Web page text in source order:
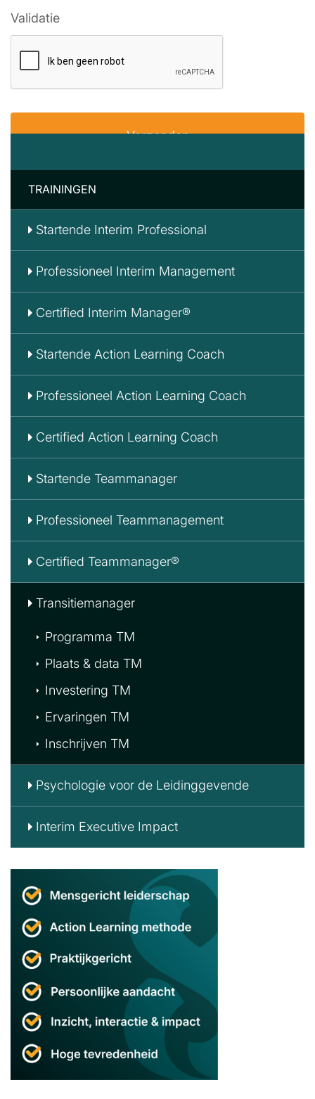
Validatie
TRAININGEN
Startende Interim Professional
Professioneel Interim Management
Certified Interim Manager®
Startende Action Learning Coach
Professioneel Action Learning Coach
Certified Action Learning Coach
Startende Teammanager
Professioneel Teammanagement
Certified Teammanager®
Transitiemanager
Programma TM
Plaats & data TM
Investering TM
Ervaringen TM
Inschrijven TM
Psychologie voor de Leidinggevende
Interim Executive Impact